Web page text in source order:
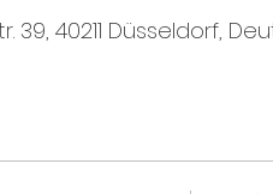
39, 40211 Düsseldorf,